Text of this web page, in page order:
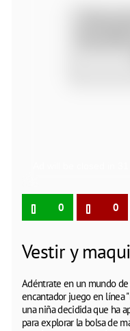
0 0
Vestir y
Adéntrate en un mundo
encantador juego en línea
una niña decidida que ha
para explorar la bolsa de